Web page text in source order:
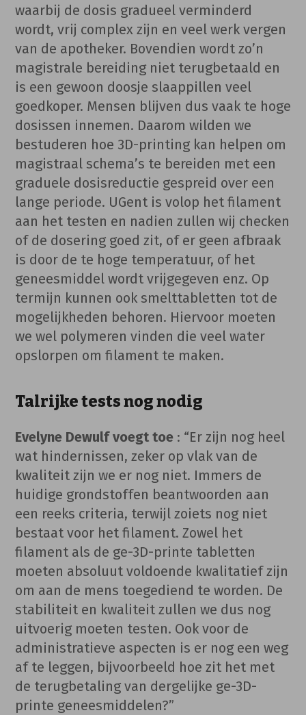
waarbij de dosis gradueel verminderd
wordt, vrij complex zijn en veel werk vergen
van de apotheker. Bovendien wordt zo’n
magistrale bereiding niet terugbetaald en
is een gewoon doosje slaappillen veel
goedkoper. Mensen blijven dus vaak te hoge
dosissen innemen. Daarom wilden we
bestuderen hoe 3D-printing kan helpen om
magistraal schema’s te bereiden met een
graduele dosisreductie gespreid over een
lange periode. UGent is volop het filament
aan het testen en nadien zullen wij checken
of de dosering goed zit, of er geen afbraak
is door de te hoge temperatuur, of het
geneesmiddel wordt vrijgegeven enz. Op
termijn kunnen ook smelttabletten tot de
mogelijkheden behoren. Hiervoor moeten
we wel polymeren vinden die veel water
opslorpen om filament te maken.
Talrijke tests nog nodig
Evelyne Dewulf voegt toe : “Er zijn nog heel
wat hindernissen, zeker op vlak van de
kwaliteit zijn we er nog niet. Immers de
huidige grondstoffen beantwoorden aan
een reeks criteria, terwijl zoiets nog niet
bestaat voor het filament. Zowel het
filament als de ge-3D-printe tabletten
moeten absoluut voldoende kwalitatief zijn
om aan de mens toegediend te worden. De
stabiliteit en kwaliteit zullen we dus nog
uitvoerig moeten testen. Ook voor de
administratieve aspecten is er nog een weg
af te leggen, bijvoorbeeld hoe zit het met
de terugbetaling van dergelijke ge-3D-
printe geneesmiddelen?”